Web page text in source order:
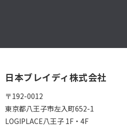
日本ブレイディ株式会社
〒192-0012
東京都八王子市左入町652-1
LOGIPLACE八王子 1F・4F